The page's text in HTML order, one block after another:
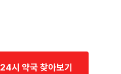
24시 약국 찾아보기